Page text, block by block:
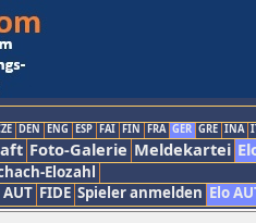
DEN ENG ESP FAI FIN FRA GER GRE INA
Foto-Galerie Meldekartei
Elozahl
FIDE Spieler anmelden Elo